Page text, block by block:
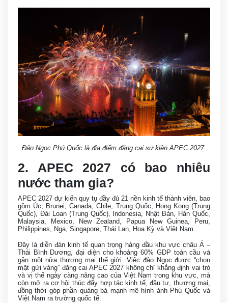
Đảo Ngọc Phú Quốc là địa điểm đăng cai sự kiện APEC 2027.
2. APEC 2027 có bao nhiêu
nước tham gia?
APEC 2027 dự kiến quy tụ đầy đủ 21 nền kinh tế thành viên, bao
gồm Úc, Brunei, Canada, Chile, Trung Quốc, Hong Kong (Trung
Quốc), Đài Loan (Trung Quốc), Indonesia, Nhật Bản, Hàn Quốc,
Malaysia, Mexico, New Zealand, Papua New Guinea, Peru,
Philippines, Nga, Singapore, Thái Lan, Hoa Kỳ và Việt Nam.
Đây là diễn đàn kinh tế quan trọng hàng đầu khu vực châu Á –
Thái Bình Dương, đại diện cho khoảng 60% GDP toàn cầu và
gần một nửa thương mại thế giới. Việc đảo Ngọc được “chọn
mặt gửi vàng” đăng cai APEC 2027 không chỉ khẳng định vai trò
và vị thế ngày càng nâng cao của Việt Nam trong khu vực, mà
còn mở ra cơ hội thúc đẩy hợp tác kinh tế, đầu tư, thương mại,
đồng thời góp phần quảng bá mạnh mẽ hình ảnh Phú Quốc và
Việt Nam ra trường quốc tế.